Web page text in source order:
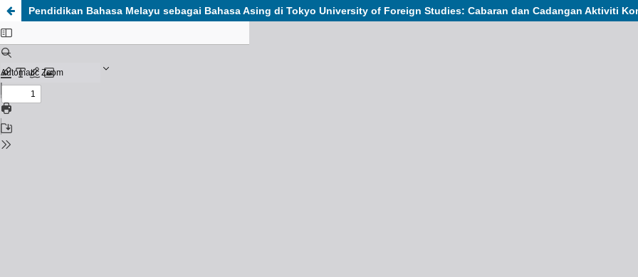
Pendidikan Bahasa Melayu sebagai Bahasa Asing di Tokyo University of Foreign Studies: Cabaran dan Cadangan Aktiviti